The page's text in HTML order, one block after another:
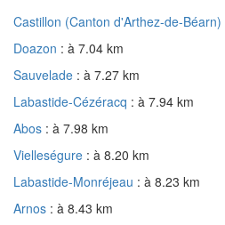
Castillon (Canton d'Arthez-de-Béarn)
Doazon : à 7.04 km
Sauvelade : à 7.27 km
Labastide-Cézéracq : à 7.94 km
Abos : à 7.98 km
Vielleségure : à 8.20 km
Labastide-Monréjeau : à 8.23 km
Arnos : à 8.43 km